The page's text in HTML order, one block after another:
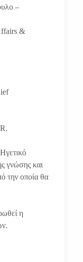
–
&
γνώσης και
την οποία θα
η